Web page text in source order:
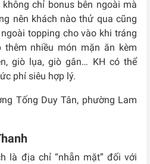
chỉ bonus bên ngoài mà
nên khách nào thử qua cũng
topping cho vào khi tráng
thêm nhiều món mặn ăn kèm
giò lụa, giò gân… KH có thể
phí siêu hợp lý.
Tống Duy Tân, phường Lam
là địa chỉ “nhẵn mặt” đối với